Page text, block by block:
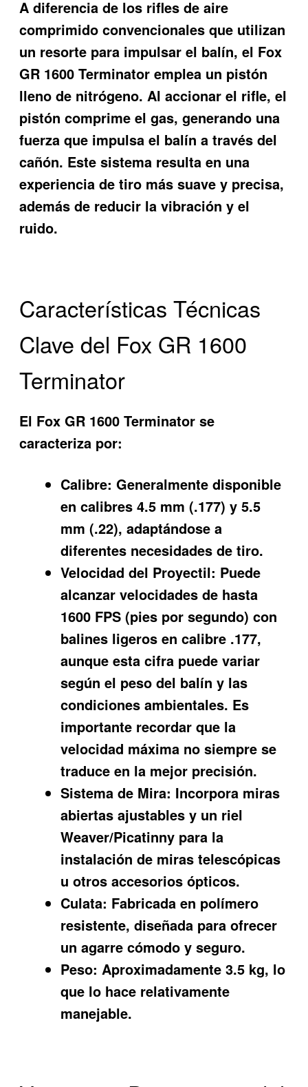
A diferencia de los rifles de aire
comprimido convencionales que utilizan
un resorte para impulsar el balín, el Fox
GR 1600 Terminator emplea un pistón
lleno de nitrógeno. Al accionar el rifle, el
pistón comprime el gas, generando una
fuerza que impulsa el balín a través del
cañón. Este sistema resulta en una
experiencia de tiro más suave y precisa,
además de reducir la vibración y el
ruido.
Características Técnicas
Clave del Fox GR 1600
Terminator
El Fox GR 1600 Terminator se
caracteriza por:
Calibre: Generalmente disponible
en calibres 4.5 mm (.177) y 5.5
mm (.22), adaptándose a
diferentes necesidades de tiro.
Velocidad del Proyectil: Puede
alcanzar velocidades de hasta
1600 FPS (pies por segundo) con
balines ligeros en calibre .177,
aunque esta cifra puede variar
según el peso del balín y las
condiciones ambientales. Es
importante recordar que la
velocidad máxima no siempre se
traduce en la mejor precisión.
Sistema de Mira: Incorpora miras
abiertas ajustables y un riel
Weaver/Picatinny para la
instalación de miras telescópicas
u otros accesorios ópticos.
Culata: Fabricada en polímero
resistente, diseñada para ofrecer
un agarre cómodo y seguro.
Peso: Aproximadamente 3.5 kg, lo
que lo hace relativamente
manejable.